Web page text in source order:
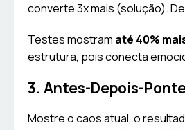
converte 3x mais (solução).
Testes mostram até 40%
estrutura, pois conecta
3. Antes-Depois-
Mostre o caos atual, o